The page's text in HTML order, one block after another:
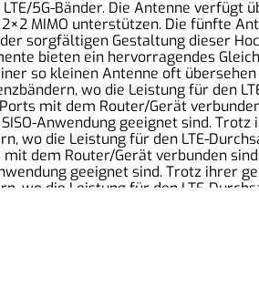
5G-Bänder. Die Antenne verfügt
MIMO unterstützen. Die fünfte
sorgfältigen Gestaltung dieser
bieten ein hervorragendes
so kleinen Antenne oft
wo die Leistung für den
mit dem Router/Gerät
Anwendung geeignet sind.
wo die Leistung für den LTE-
mit dem Router/Gerät verbunden
geeignet sind. Trotz ihrer
wo die Leistung für den LTE-